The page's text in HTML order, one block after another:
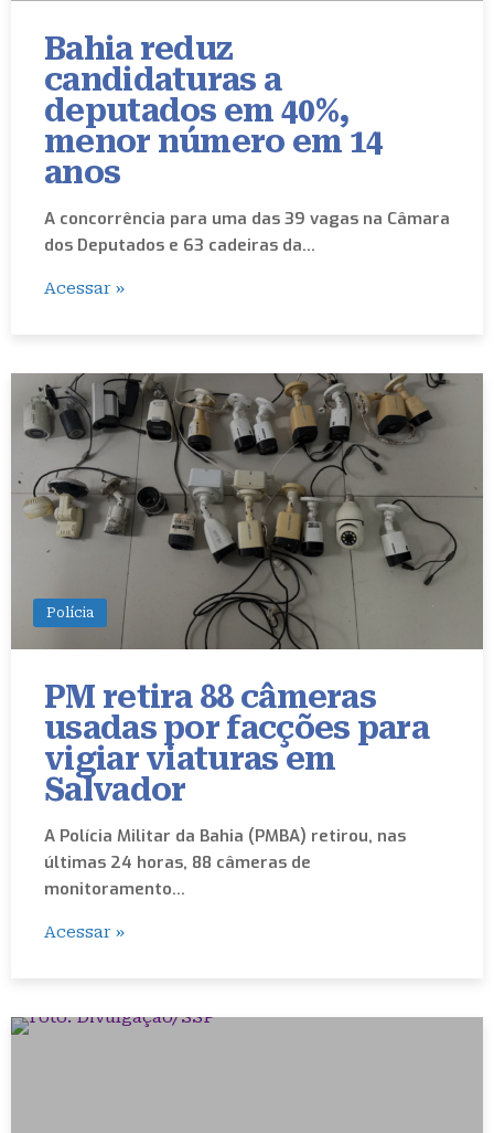
Bahia reduz
candidaturas a
deputados em 40%,
menor número em 14
anos
A concorrência para uma das 39 vagas na Câmara
dos Deputados e 63 cadeiras da…
Acessar »
Polícia
PM retira 88 câmeras
usadas por facções para
vigiar viaturas em
Salvador
A Polícia Militar da Bahia (PMBA) retirou, nas
últimas 24 horas, 88 câmeras de
monitoramento…
Acessar »